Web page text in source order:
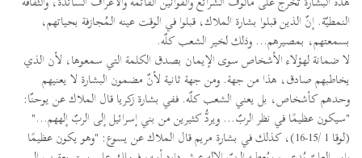
النمطيّة. إنّ الذين قبلوا بشارة الملاك، قبلوا في الوقت عينه الـمُجازفة بحياتهم،
بسمعتهم، بمصيرهم... وذلك لخير الشعب كلّه.
لا ضمانة لهؤلاء الأشخاص سوى الإيمان بصدق الكلمة التي سمعوها، لأن الذي
يخاطبهم صادق، هذا من جهة. ومن جهة ثانية لأنّ مضمون البشارة لا يعنيهم
وحدهم كأشخاص، بل يعني الشعب كلّه. ففي بشارة زكريا قال الملاك عن يوحنّا:
"سيكون عظيمًا في نظر الربّ... ويردُّ كثيرين من بني إسرائيل إلى الربّ إلههم..."
(لوقا 1 /15-16)، كذلك في بشارة مريم قال الملاك عن يسوع: "وهو يكون عظيمًا